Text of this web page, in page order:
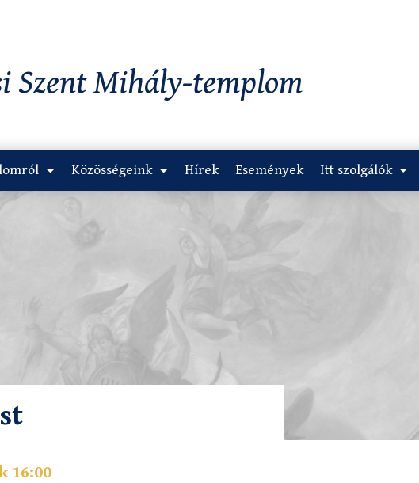
Szent Mihály-templom
Közösségeink Hírek Események Itt szolgálók
16:00